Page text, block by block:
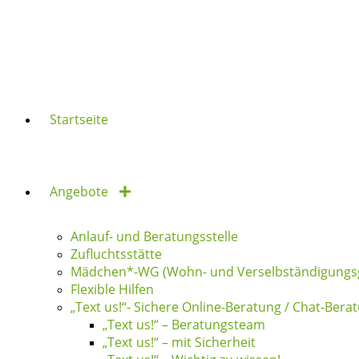
Startseite
Angebote
Anlauf- und Beratungsstelle
Zufluchtsstätte
Mädchen*-WG (Wohn- und
Flexible Hilfen
„Text us!“- Sichere Online-Beratung / Chat-
„Text us!“ – Beratungsteam
„Text us!“ – mit Sicherheit